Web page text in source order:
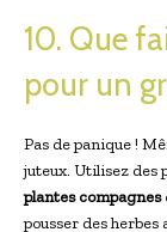
10. Que
pour un
Pas de panique !
juteux. Utilisez des
plantes compagnes
pousser des